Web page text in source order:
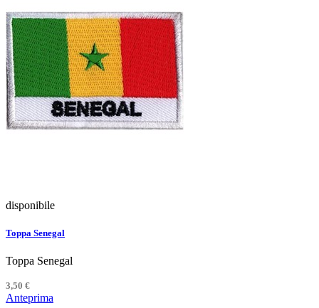
disponibile
Toppa Senegal
Toppa Senegal
3,50 €
Anteprima